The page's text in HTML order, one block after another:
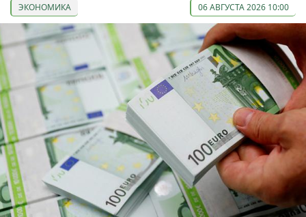
ЭКОНОМИКА 06 АВГУСТА 2026 10:00